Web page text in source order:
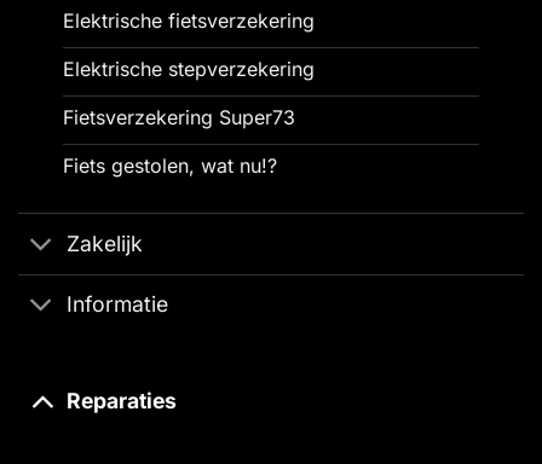
Elektrische fietsverzekering
Elektrische stepverzekering
Fietsverzekering Super73
Fiets gestolen, wat nu!?
Zakelijk
Informatie
Reparaties